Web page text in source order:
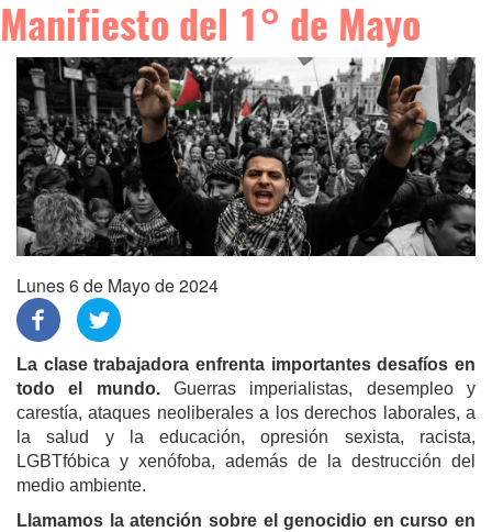
Manifiesto del 1° de Mayo
Lunes 6 de Mayo de 2024
La clase trabajadora enfrenta importantes desafíos en
todo el mundo.Guerras imperialistas, desempleo y
carestía, ataques neoliberales a los derechos laborales, a
la salud y la educación, opresión sexista, racista,
LGBTfóbica y xenófoba, además de la destrucción del
medio ambiente.
Llamamos la atención sobre el genocidio en curso en